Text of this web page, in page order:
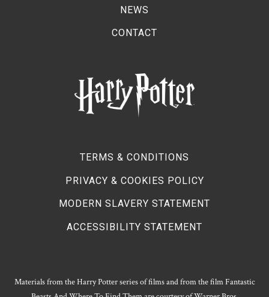
NEWS
CONTACT
TERMS & CONDITIONS
PRIVACY & COOKIES POLICY
MODERN SLAVERY STATEMENT
ACCESSIBILITY STATEMENT
Materials from the Harry Potter series of films and from the film Fantastic